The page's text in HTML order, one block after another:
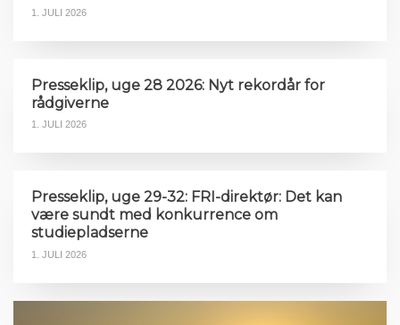
1. JULI 2026
Presseklip, uge 28 2026: Nyt rekordår for
rådgiverne
1. JULI 2026
Presseklip, uge 29-32: FRI-direktør: Det kan
være sundt med konkurrence om
studiepladserne
1. JULI 2026